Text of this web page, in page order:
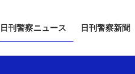
日刊警察ニュース 日刊警察新聞